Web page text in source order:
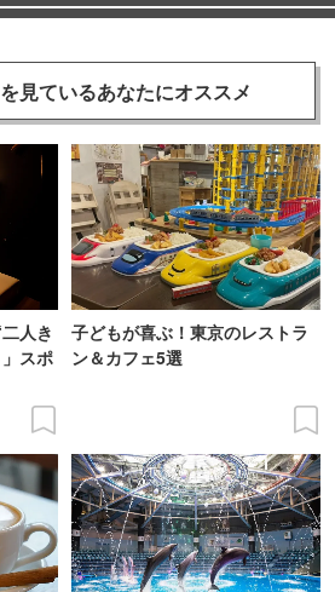
見ているあなたにオススメ
人き
スポ
子どもが喜ぶ！東京のレストラ
ン＆カフェ5選